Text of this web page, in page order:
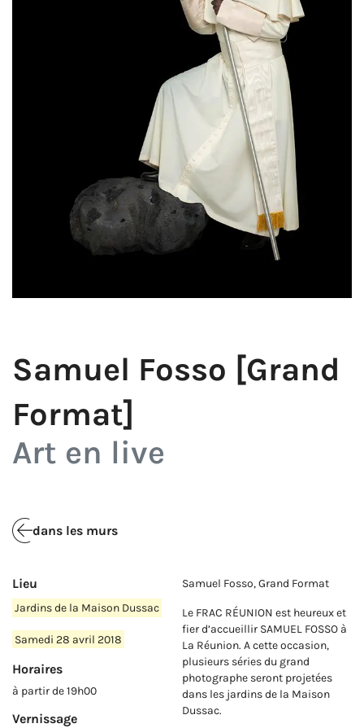
Samuel Fosso [Grand
Format]
Art en live
dans les murs
Lieu
Jardins de la Maison Dussac
Samedi 28 avril 2018
Horaires
à partir de 19h00
Vernissage
Samuel Fosso, Grand Format
Le FRAC RÉUNION est heureux et
fier d’accueillir SAMUEL FOSSO à
La Réunion. A cette occasion,
plusieurs séries du grand
photographe seront projetées
dans les jardins de la Maison
Dussac.